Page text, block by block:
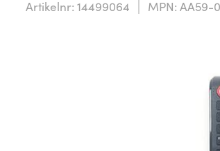
Artikelnr: 14499064 MPN: AA59-